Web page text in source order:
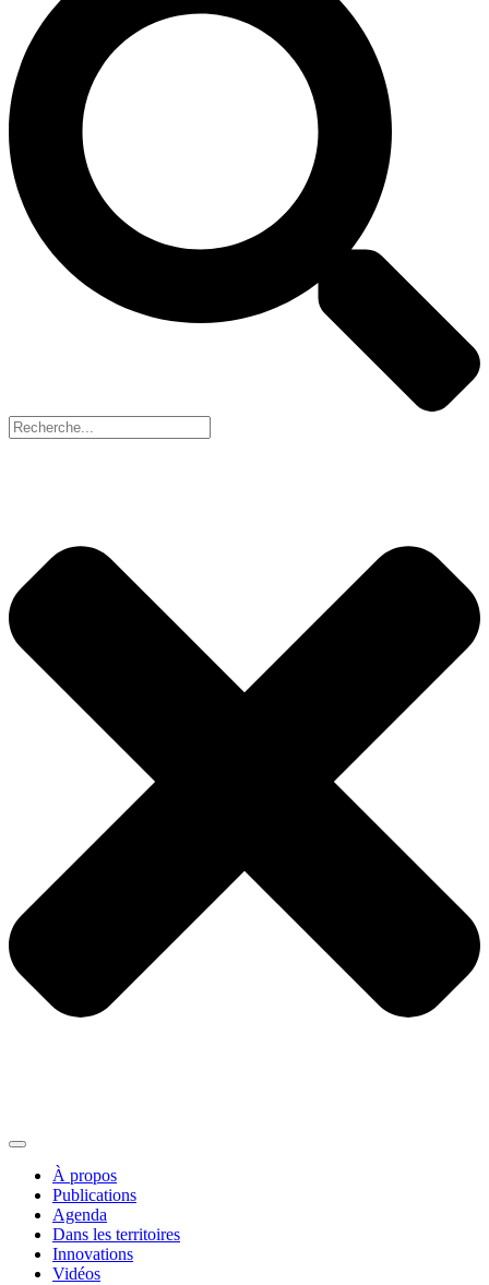
À propos
Publications
Agenda
Dans les territoires
Innovations
Vidéos